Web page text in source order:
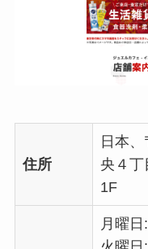
住所
日本
央４丁
1F
月曜